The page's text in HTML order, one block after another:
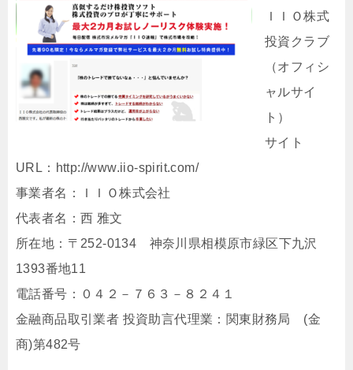
ＩＩＯ株式
投資クラブ
（オフィシ
ャルサイ
ト）
サイト
URL：http://www.iio-spirit.com/
事業者名：ＩＩＯ株式会社
代表者名：西 雅文
所在地：〒252-0134 神奈川県相模原市緑区下九沢
1393番地11
電話番号：０４２－７６３－８２４１
金融商品取引業者 投資助言代理業：関東財務局 (金
商)第482号